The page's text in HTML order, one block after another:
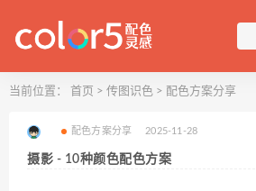
当前位置： 首页 > 传图识色 > 配色方案分享
配色方案分享 2025-11-28
摄影 - 10种颜色配色方案